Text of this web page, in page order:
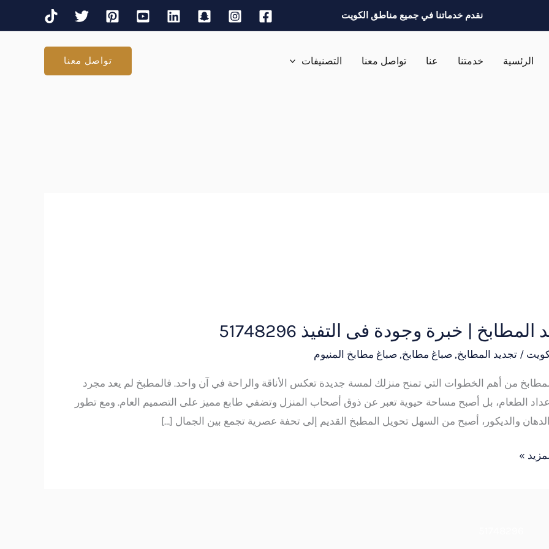
نقدم خدماتنا في جميع مناطق الكويت
الرئسية خدمتنا عنا تواصل معنا التصنيفات تواصل معنا
المطابخ | خبرة وجودة فى التفيذ 51748296
/تجديد المطابخ,صباغ مطابخ,صباغ مطابخ المنيوم
من أهم الخطوات التي تمنح منزلك لمسة جديدة تعكس الأناقة والراحة في آن واحد. فالمطبخ لم يعد مجرد
الطعام، بل أصبح مساحة حيوية تعبر عن ذوق أصحاب المنزل وتضفي طابع مميز على التصميم العام. ومع تطور
والديكور، أصبح من السهل تحويل المطبخ القديم إلى تحفة عصرية تجمع بين الجمال […]
»